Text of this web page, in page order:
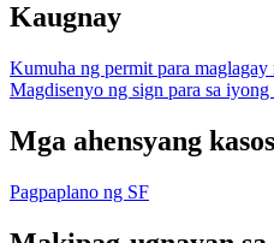
Kaugnay
Kumuha ng permit para
Magdisenyo ng sign para sa iyong
Mga ahensyang
Pagpaplano ng SF